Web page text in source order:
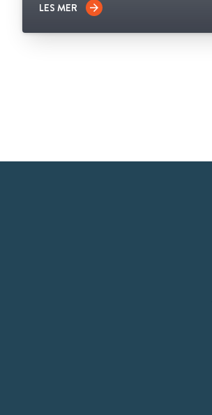
LES MER arrow_forward